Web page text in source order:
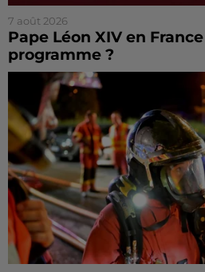
7 août 2026
Pape Léon XIV en
programme ?